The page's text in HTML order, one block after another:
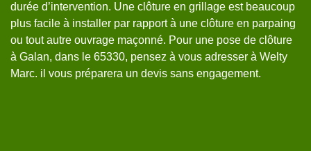
durée d’intervention. Une clôture en grillage est beaucoup
plus facile à installer par rapport à une clôture en parpaing
ou tout autre ouvrage maçonné. Pour une pose de clôture
à Galan, dans le 65330, pensez à vous adresser à Welty
Marc. il vous préparera un devis sans engagement.